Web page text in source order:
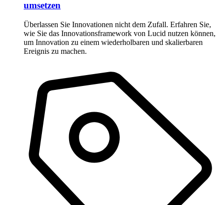
umsetzen
Überlassen Sie Innovationen nicht dem Zufall. Erfahren Sie,
wie Sie das Innovationsframework von Lucid nutzen können,
um Innovation zu einem wiederholbaren und skalierbaren
Ereignis zu machen.